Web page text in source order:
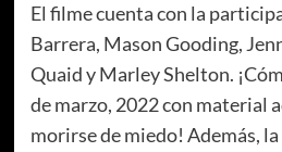
El filme cuenta con la
Barrera, Mason Gooding,
Quaid y Marley Shelton.
de marzo, 2022 con material
morirse de miedo! Además,